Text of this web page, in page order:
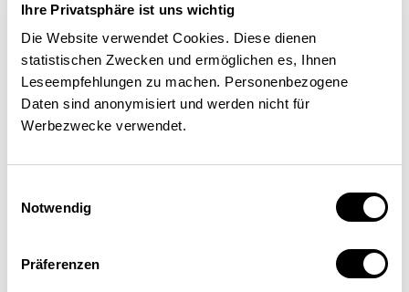
Ihre Privatsphäre ist uns wichtig
Die Website verwendet Cookies. Diese dienen
statistischen Zwecken und ermöglichen es, Ihnen
Leseempfehlungen zu machen. Personenbezogene
Daten sind anonymisiert und werden nicht für
Werbezwecke verwendet.
Notwendig
Präferenzen
actuelle ne fonctionnent pas
comme des plateformes: elles
ne réunissent pas différentes
parties du marché qui
relation. Certes, une société
d’assurance tire profit des
économies d’échelle car